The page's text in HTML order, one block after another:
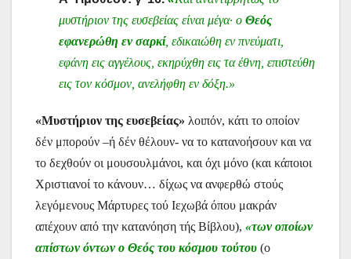
μυστήριον της ευσεβείας είναι μέγα· ο Θεός
εφανερώθη εν σαρκί, εδικαιώθη εν πνεύματι,
εφάνη εις αγγέλους, εκηρύχθη εις τα έθνη, επιστεύθη
εις τον κόσμον, ανελήφθη εν δόξη.»
«Μυστήριον της ευσεβείας» λοιπόν, κάτι το οποίον
δέν μπορούν –ή δέν θέλουν- να το κατανοήσουν και να
το δεχθούν οι μουσουλμάνοι, και όχι μόνο (και κάποιοι
Χριστιανοί το κάνουν… δίχως να ανφερθώ στούς
λεγόμενους Μάρτυρες τού Ιεχωβά όπου μακράν
απέχουν από την κατανόηση τής Βίβλου), «των οποίων
απίστων όντων ο Θεός του κόσμου τούτου (ο